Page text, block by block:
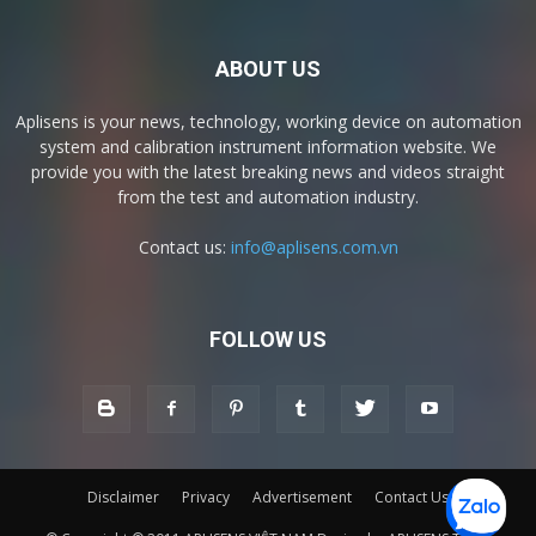
ABOUT US
Aplisens is your news, technology, working device on automation
system and calibration instrument information website. We
provide you with the latest breaking news and videos straight
from the test and automation industry.
Contact us: info@aplisens.com.vn
FOLLOW US
Disclaimer Privacy Advertisement Contact Us